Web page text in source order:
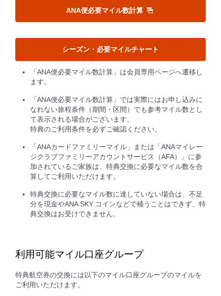
ANA便必要マイル数計算
シーズン・必要マイルチャート
「ANA便必要マイル数計算」は会員専用ページへ遷移し
ます。
「ANA便必要マイル数計算」では実際にはお申し込みに
なれない旅程条件（期間・区間）でも参考マイル数とし
て表示される場合がございます。
特典のご利用条件を必ずご確認ください。
「ANAカードファミリーマイル」または「ANAマイレー
ジクラブファミリーアカウントサービス（AFA）」に参
加されているご家族は、特典交換に必要なマイル数を合
算してご利用いただけます。
特典交換に必要なマイル数に達していない場合は、不足
分を現金やANA SKY コインなどで補うことはできず、特
典交換はお受けできません。
利用可能マイル口座グループ
特典航空券の交換には以下のマイル口座グループのマイルを
ご利用いただけます。